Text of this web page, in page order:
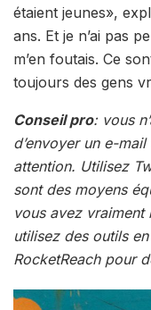
étaient jeunes»,
ans. Et je n’ai pas
m’en foutais. Ce
toujours des gens
Conseil pro: vous
d’envoyer un e-
attention. Utilisez
sont des moyens
vous avez vraiment
utilisez des outils
RocketReach pour